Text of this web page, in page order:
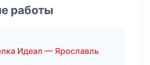
работы
Идеал — Ярославль